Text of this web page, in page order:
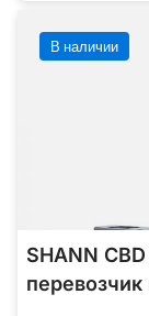
В наличии
SHANN
перевозчик